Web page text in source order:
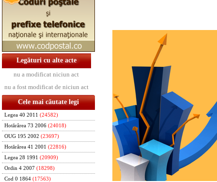
Legături cu alte acte
nu a modificat niciun act
nu a fost modificat de niciun act
Cele mai căutate legi
Legea 40 2011 (24582)
Hotărârea 73 2006 (24018)
OUG 195 2002 (23697)
Hotărârea 41 2001 (22816)
Legea 28 1991 (20909)
Ordin 4 2007 (18298)
Cod 0 1864 (17563)